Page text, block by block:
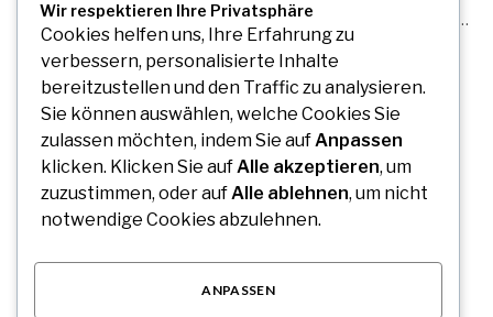
business, marketing, communication, and content creation.…
Wir respektieren Ihre Privatsphäre
Cookies helfen uns, Ihre Erfahrung zu
verbessern, personalisierte Inhalte
bereitzustellen und den Traffic zu analysieren.
Sie können auswählen, welche Cookies Sie
zulassen möchten, indem Sie aufAnpassen
klicken. Klicken Sie aufAlle akzeptieren, um
zuzustimmen, oder aufAlle ablehnen, um nicht
notwendige Cookies abzulehnen.
ANPASSEN